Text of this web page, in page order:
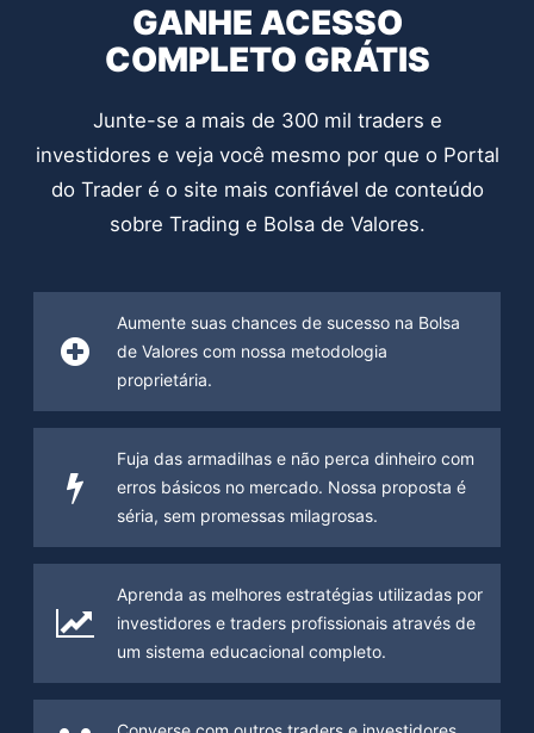
GANHE ACESSO
COMPLETO GRÁTIS
Junte-se a mais de 300 mil traders e
investidores e veja você mesmo por que o Portal
do Trader é o site mais confiável de conteúdo
sobre Trading e Bolsa de Valores.
Aumente suas chances de sucesso na Bolsa
de Valores com nossa metodologia
proprietária.
Fuja das armadilhas e não perca dinheiro com
erros básicos no mercado. Nossa proposta é
séria, sem promessas milagrosas.
Aprenda as melhores estratégias utilizadas por
investidores e traders profissionais através de
um sistema educacional completo.